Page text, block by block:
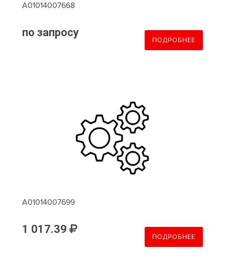
A01014007668
по запросу
ПОДРОБНЕЕ
A01014007699
1 017.39
ПОДРОБНЕЕ